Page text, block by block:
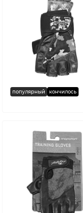
популярный кончилось